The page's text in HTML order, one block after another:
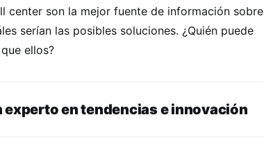
center son la mejor fuente de información sobre
serían las posibles soluciones. ¿Quién puede
ellos?
experto en tendencias e innovación